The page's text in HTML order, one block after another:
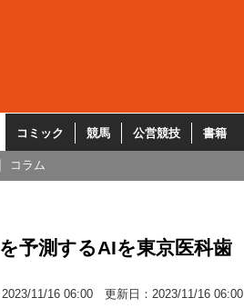
コミック 競馬 公営競技 書籍
コラム
予測するAIを東京医科歯
2023/11/16 06:00 更新日： 2023/11/16 06:00